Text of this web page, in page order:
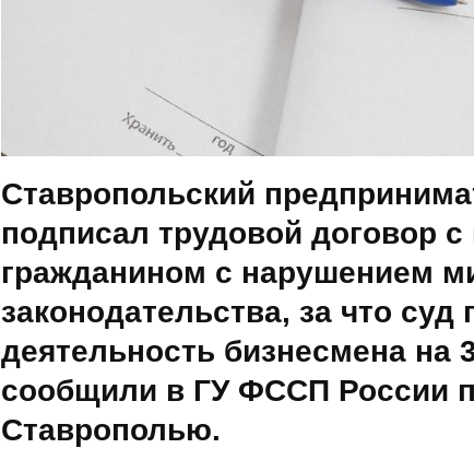
Ставропольский
подписал трудовой договор
гражданином с нарушением
законодательства, за что суд
деятельность бизнесмена на
сообщили в ГУ ФССП России
Ставрополью.